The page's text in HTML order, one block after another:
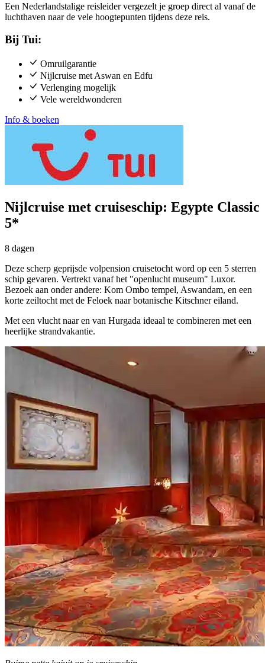
Een Nederlandstalige reisleider vergezelt je groep direct al vanaf de
luchthaven naar de vele hoogtepunten tijdens deze reis.
Bij Tui:
Omruilgarantie
Nijlcruise met Aswan en Edfu
Verlenging mogelijk
Vele wereldwonderen
Info & boeken
Nijlcruise met cruiseschip: Egypte Classic
5*
8 dagen
Deze scherp geprijsde volpension cruisetocht word op een 5 sterren
schip gevaren. Vertrekt vanaf het "openlucht museum" Luxor.
Bezoek aan onder andere: Kom Ombo tempel, Aswandam, en een
korte zeiltocht met de Feloek naar botanische Kitschner eiland.
Met een vlucht naar en van Hurgada ideaal te combineren met een
heerlijke strandvakantie.